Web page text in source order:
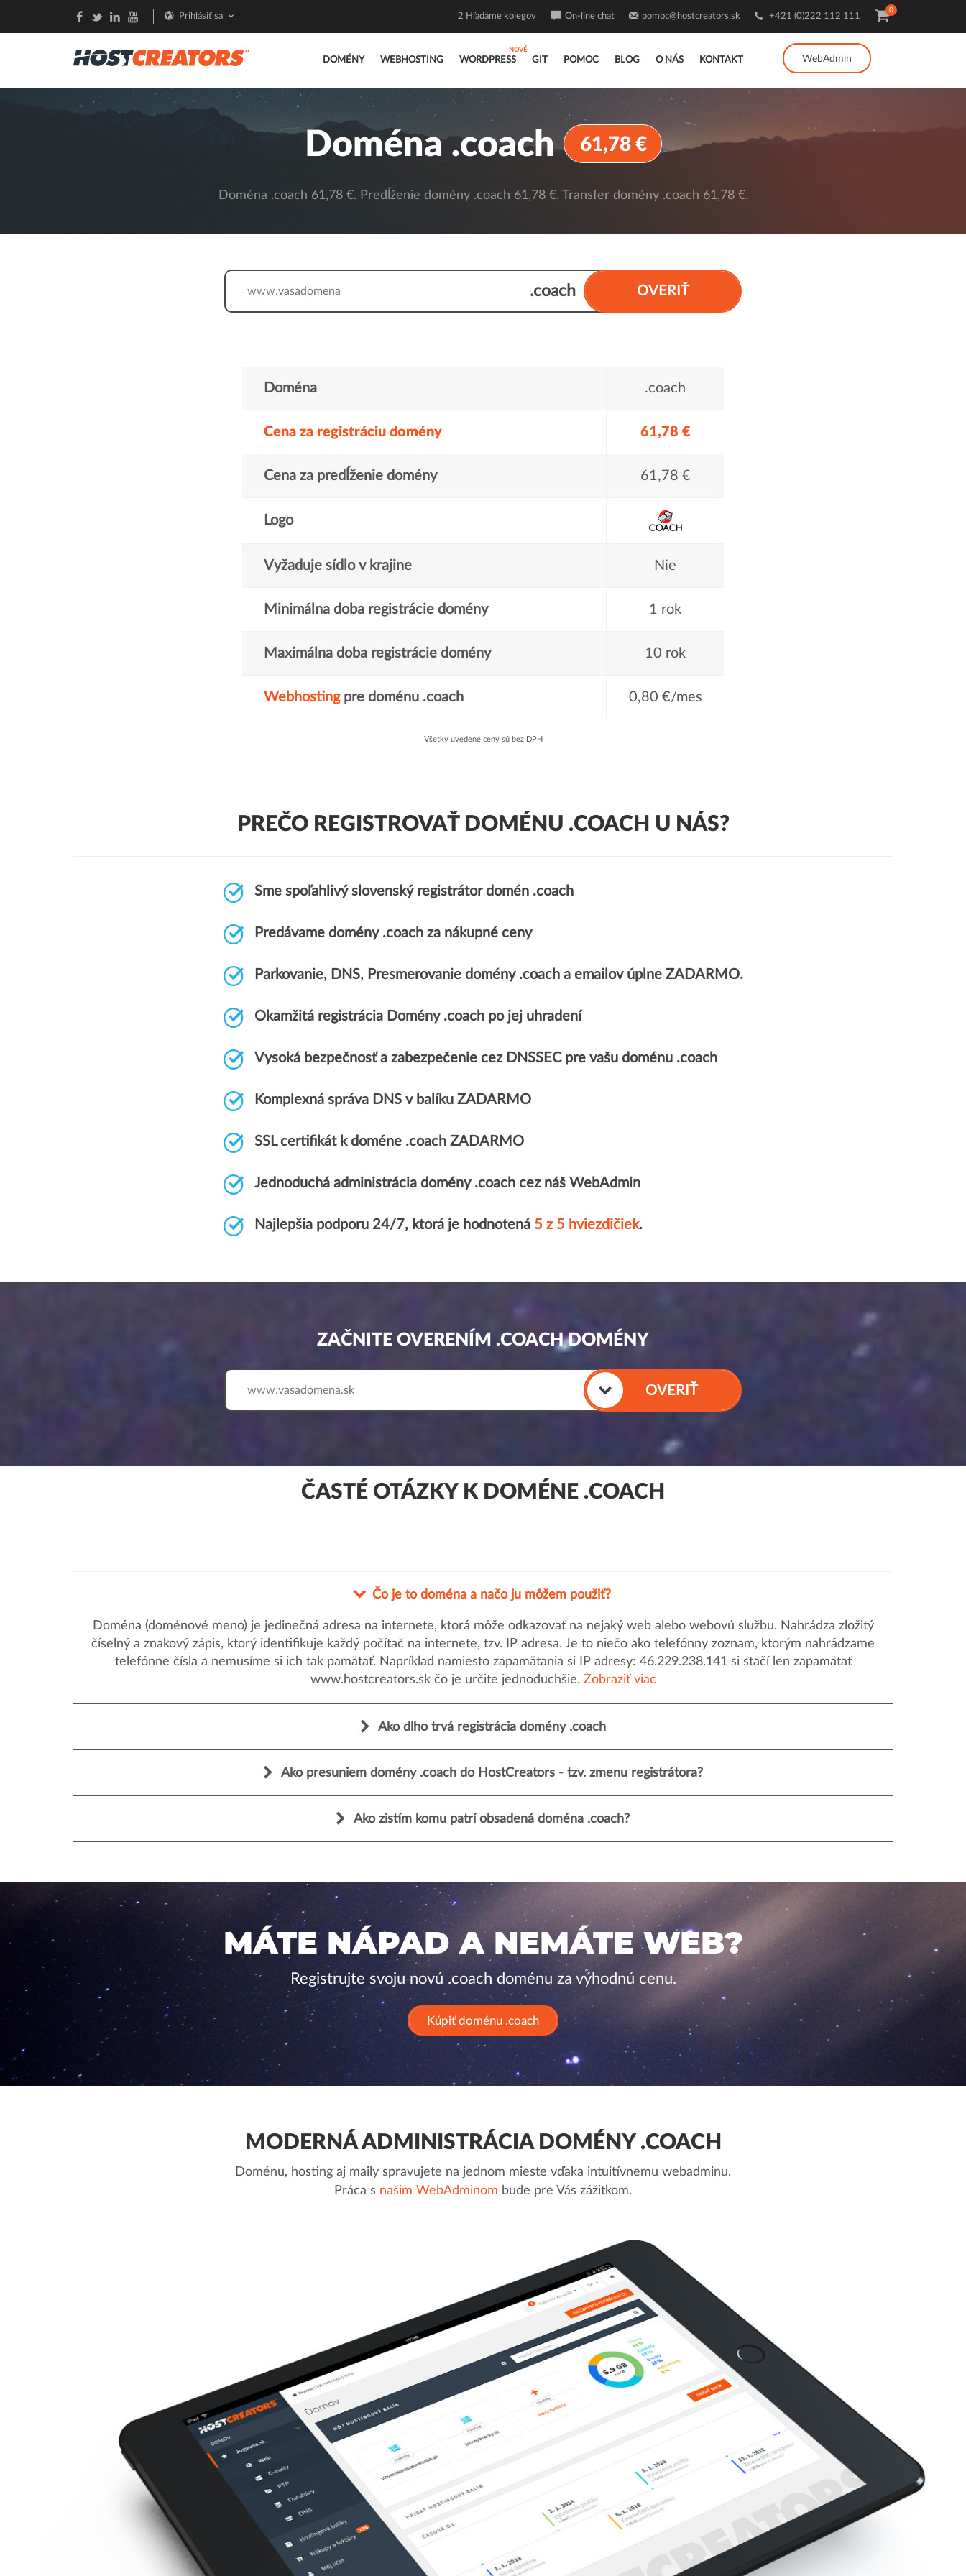
DOMÉNY WEBHOSTING WORDPRESS GIT POMOC BLOG O NÁS KONTAKT WebAdmin
Prihlásiť sa 2 Hľadáme kolegov On-line chat pomoc@hostcreators.sk +421 (0)222 112 111
0
Doména .coach 61,78 €
Doména .coach 61,78 €. Predĺženie domény .coach 61,78 €. Transfer domény .coach 61,78 €.
OVERIŤ
.coach
www.
Doména .coach
Cena za registráciu domény 61,78 €
Cena za predĺženie domény 61,78 €
Logo
Vyžaduje sídlo v krajine Nie
Minimálna doba registrácie domény 1 rok
Maximálna doba registrácie domény 10 rok
Webhostingpre doménu .coach 0,80 €/mes
Všetky uvedené ceny sú bez DPH
PREČO REGISTROVAŤ DOMÉNU .COACH U NÁS?
Sme spoľahlivý slovenský registrátor domén .coach
Predávame domény .coach za nákupné ceny
Parkovanie, DNS, Presmerovanie domény .coach a emailov úplne ZADARMO.
Okamžitá registrácia Domény .coach po jej uhradení
Vysoká bezpečnosť a zabezpečenie cez DNSSEC pre vašu doménu .coach
Komplexná správa DNS v balíku ZADARMO
SSL certifikát k doméne .coach ZADARMO
Jednoduchá administrácia domény .coach cez náš WebAdmin
Najlepšia podporu 24/7, ktorá je hodnotená 5 z 5 hviezdičiek.
ZAČNITE OVERENÍM .COACH DOMÉNY
OVERIŤ
www.
ČASTÉ OTÁZKY K DOMÉNE .COACH
Čo je to doména a načo ju môžem použiť?
Doména (doménové meno) je jedinečná adresa na internete, ktorá môže odkazovať na nejaký web alebo webovú službu. Nahrádza zložitý
číselný a znakový zápis, ktorý identifikuje každý počítač na internete, tzv. IP adresa. Je to niečo ako telefónny zoznam, ktorým nahrádzame
telefónne čísla a nemusíme si ich tak pamätať. Napríklad namiesto zapamätania si IP adresy: 46.229.238.141 si stačí len zapamätať
www.hostcreators.sk čo je určite jednoduchšie. Zobraziť viac
Ako dlho trvá registrácia domény .coach
Ako presuniem domény .coach do HostCreators - tzv. zmenu registrátora?
Ako zistím komu patrí obsadená doména .coach?
MÁTE NÁPAD A NEMÁTE WEB?
Registrujte svoju novú .coach doménu za výhodnú cenu.
Kúpiť doménu .coach
MODERNÁ ADMINISTRÁCIA DOMÉNY .COACH
Doménu, hosting aj maily spravujete na jednom mieste vďaka intuitívnemu webadminu.
Práca s našim WebAdminom bude pre Vás zážitkom.